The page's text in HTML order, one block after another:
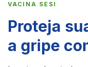
VACINA SESI
Proteja
a gripe